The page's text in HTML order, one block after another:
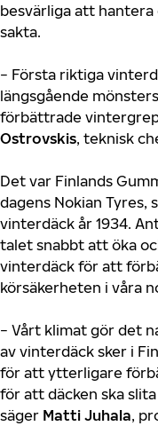
besvärliga att
sakta.
− Första riktiga
längsgående
förbättrade
Ostrovskis, teknisk
Det var Finlands
dagens Nokian Tyres,
vinterdäck år 1934.
talet snabbt att öka
vinterdäck för att
körsäkerheten i våra
− Vårt klimat gör det
av vinterdäck sker i
för att ytterligare
för att däcken ska
säger Matti Juhala,